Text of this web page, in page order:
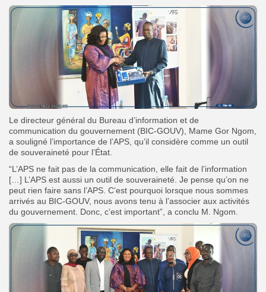
Le directeur général du Bureau d’information et de
communication du gouvernement (BIC-GOUV), Mame Gor Ngom,
a souligné l’importance de l’APS, qu’il considère comme un outil
de souveraineté pour l’État.
“L’APS ne fait pas de la communication, elle fait de l’information
[…] L’APS est aussi un outil de souveraineté. Je pense qu’on ne
peut rien faire sans l’APS. C’est pourquoi lorsque nous sommes
arrivés au BIC-GOUV, nous avons tenu à l’associer aux activités
du gouvernement. Donc, c’est important”, a conclu M. Ngom.